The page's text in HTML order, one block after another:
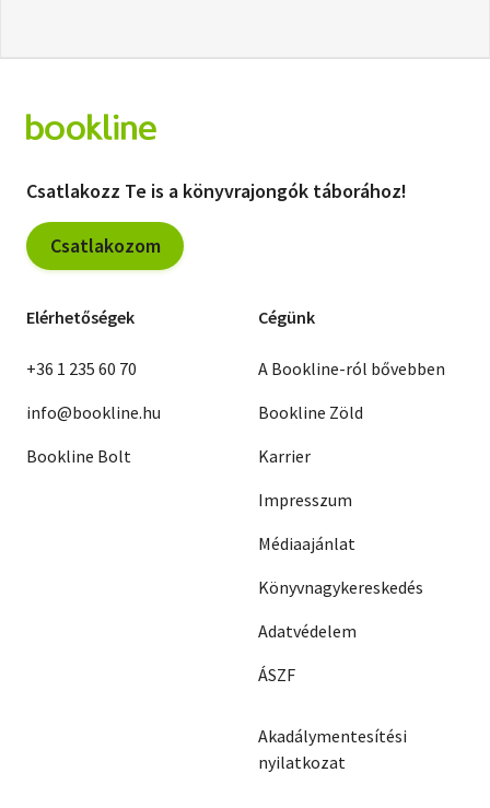
Csatlakozz Te is a könyvrajongók táborához!
Csatlakozom
Elérhetőségek
+36 1 235 60 70
info@bookline.hu
Bookline Bolt
Cégünk
A Bookline-ról bővebben
Bookline Zöld
Karrier
Impresszum
Médiaajánlat
Könyvnagykereskedés
Adatvédelem
ÁSZF
Akadálymentesítési
nyilatkozat